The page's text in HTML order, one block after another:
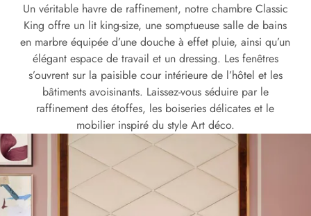
Un véritable havre de raffinement, notre chambre Classic
King offre un lit king-size, une somptueuse salle de bains
en marbre équipée d’une douche à effet pluie, ainsi qu’un
élégant espace de travail et un dressing. Les fenêtres
s’ouvrent sur la paisible cour intérieure de l’hôtel et les
bâtiments avoisinants. Laissez-vous séduire par le
raffinement des étoffes, les boiseries délicates et le
mobilier inspiré du style Art déco.